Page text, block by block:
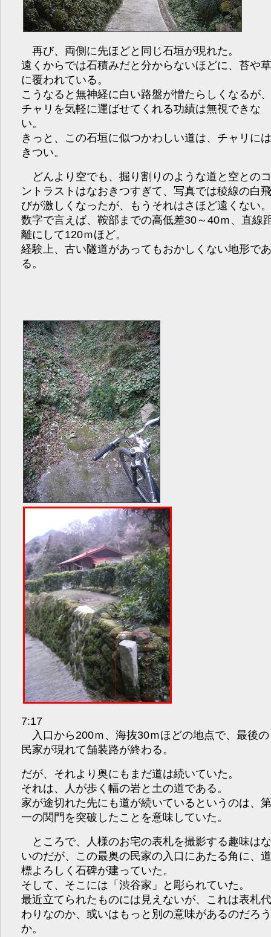
再び、両側に先ほどと同じ石垣が現れた。
遠くからでは石積みだと分からないほどに、苔や
に覆われている。
こうなると無神経に白い路盤が憎たらしくなるが
チャリを気軽に運ばせてくれる功績は無視できな
い。
きっと、この石垣に似つかわしい道は、チャリに
きつい。
どんより空でも、掘り割りのような道と空との
ントラストはなおきつすぎて、写真では稜線の白
びが激しくなったが、もうそれはさほど遠くない
数字で言えば、鞍部までの高低差30～40ｍ、直線
離にして120ｍほど。
経験上、古い隧道があってもおかしくない地形で
る。
7:17
入口から200ｍ、海抜30ｍほどの地点で、最後の
民家が現れて舗装路が終わる。
だが、それより奥にもまだ道は続いていた。
それは、人が歩く幅の岩と土の道である。
家が途切れた先にも道が続いているというのは、
一の関門を突破したことを意味していた。
ところで、人様のお宅の表札を撮影する趣味は
いのだが、この最奥の民家の入口にあたる角に、
標よろしく石碑が建っていた。
そして、そこには「渋谷家」と彫られていた。
最近立てられたものには見えないが、これは表札
わりなのか、或いはもっと別の意味があるのだろ
か。